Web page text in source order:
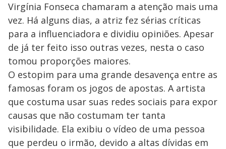
Virgínia Fonseca chamaram a atenção mais uma
vez. Há alguns dias, a atriz fez sérias críticas
para a influenciadora e dividiu opiniões. Apesar
de já ter feito isso outras vezes, nesta o caso
tomou proporções maiores.
O estopim para uma grande desavença entre as
famosas foram os jogos de apostas. A artista
que costuma usar suas redes sociais para expor
causas que não costumam ter tanta
visibilidade. Ela exibiu o vídeo de uma pessoa
que perdeu o irmão, devido a altas dívidas em